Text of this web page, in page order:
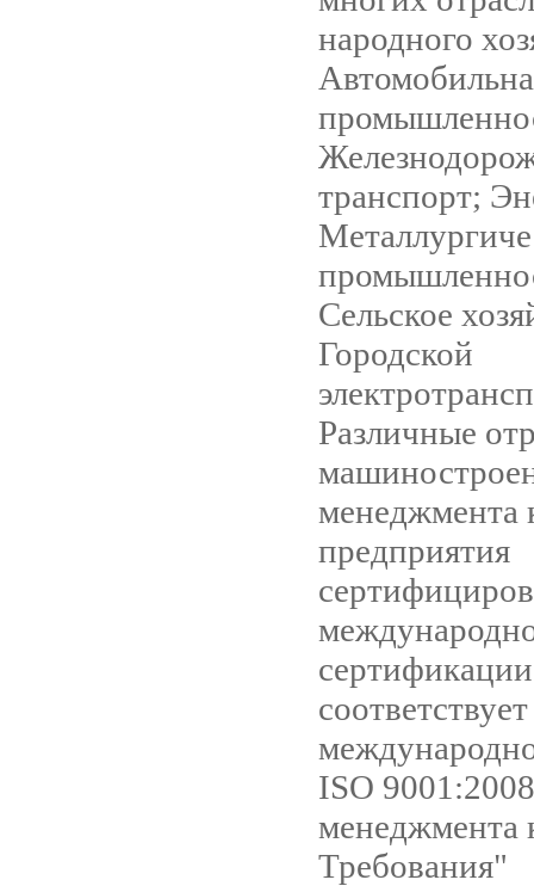
народного
транспорт;
Сельское
Городской
Различные
менеджмента
предприятия
ISO
менеджмента
Требования"